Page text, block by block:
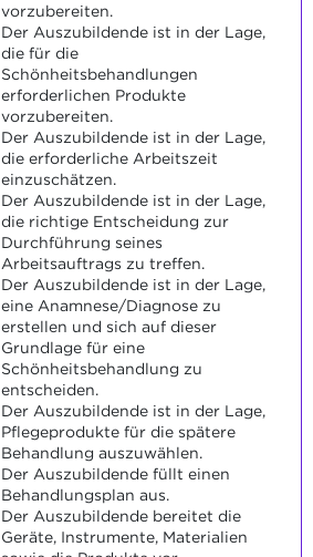
vorzubereiten.
Der Auszubildende ist in der Lage,
die für die
Schönheitsbehandlungen
erforderlichen Produkte
vorzubereiten.
Der Auszubildende ist in der Lage,
die erforderliche Arbeitszeit
einzuschätzen.
Der Auszubildende ist in der Lage,
die richtige Entscheidung zur
Durchführung seines
Arbeitsauftrags zu treffen.
Der Auszubildende ist in der Lage,
eine Anamnese/Diagnose zu
erstellen und sich auf dieser
Grundlage für eine
Schönheitsbehandlung zu
entscheiden.
Der Auszubildende ist in der Lage,
Pflegeprodukte für die spätere
Behandlung auszuwählen.
Der Auszubildende füllt einen
Behandlungsplan aus.
Der Auszubildende bereitet die
Geräte, Instrumente, Materialien